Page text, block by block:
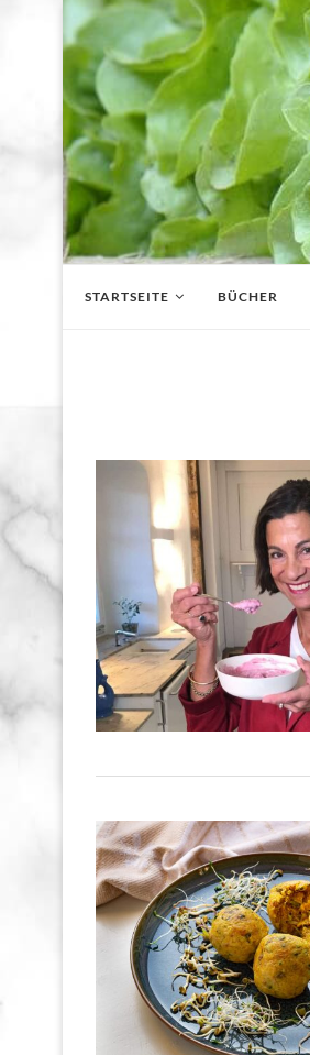
STARTSEITE BÜCHER